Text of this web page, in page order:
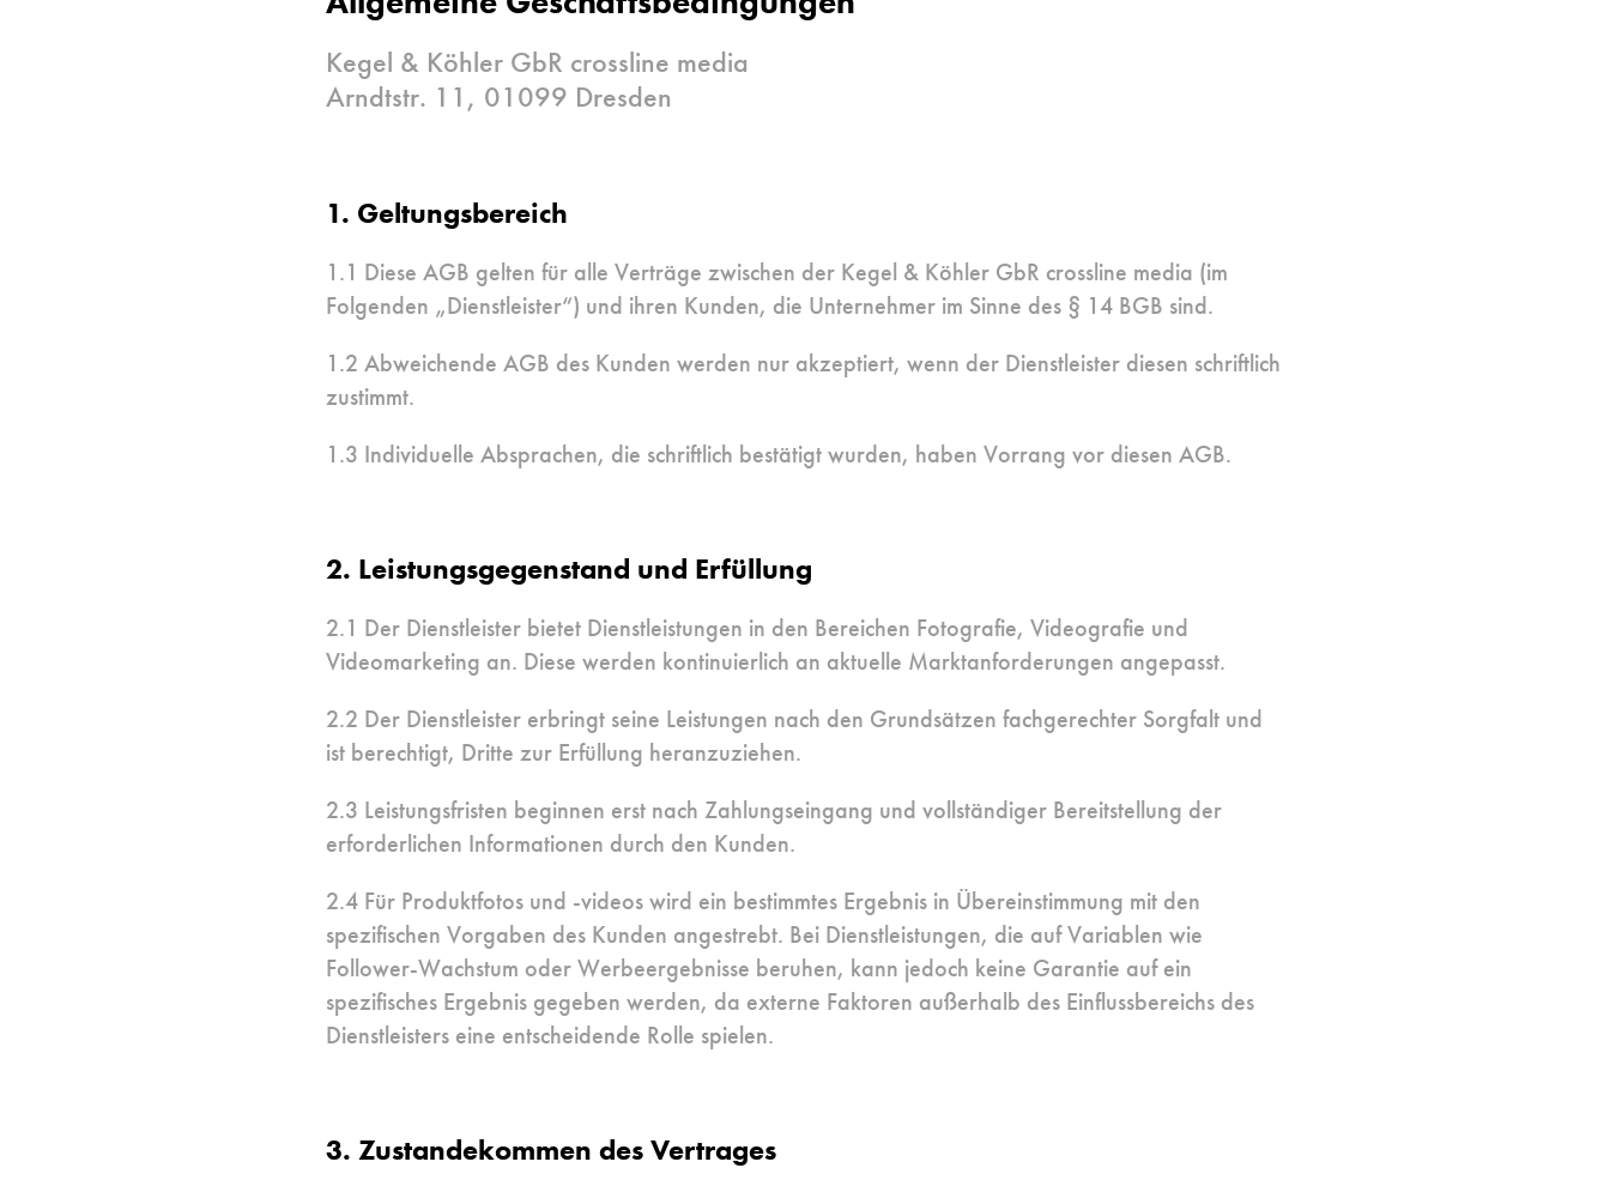
Kegel & Köhler GbR crossline media
Arndtstr. 11, 01099 Dresden
1. Geltungsbereich
1.1 Diese AGB gelten für alle Verträge zwischen der Kegel & Köhler GbR crossline media (im
Folgenden „Dienstleister“) und ihren Kunden, die Unternehmer im Sinne des § 14 BGB sind.
1.2 Abweichende AGB des Kunden werden nur akzeptiert, wenn der Dienstleister diesen schriftlich
zustimmt.
1.3 Individuelle Absprachen, die schriftlich bestätigt wurden, haben Vorrang vor diesen AGB.
2. Leistungsgegenstand und Erfüllung
2.1 Der Dienstleister bietet Dienstleistungen in den Bereichen Fotografie, Videografie und
Videomarketing an. Diese werden kontinuierlich an aktuelle Marktanforderungen angepasst.
2.2 Der Dienstleister erbringt seine Leistungen nach den Grundsätzen fachgerechter Sorgfalt und
ist berechtigt, Dritte zur Erfüllung heranzuziehen.
2.3 Leistungsfristen beginnen erst nach Zahlungseingang und vollständiger Bereitstellung der
erforderlichen Informationen durch den Kunden.
2.4 Für Produktfotos und -videos wird ein bestimmtes Ergebnis in Übereinstimmung mit den
spezifischen Vorgaben des Kunden angestrebt. Bei Dienstleistungen, die auf Variablen wie
Follower-Wachstum oder Werbeergebnisse beruhen, kann jedoch keine Garantie auf ein
spezifisches Ergebnis gegeben werden, da externe Faktoren außerhalb des Einflussbereichs des
Dienstleisters eine entscheidende Rolle spielen.
3. Zustandekommen des Vertrages